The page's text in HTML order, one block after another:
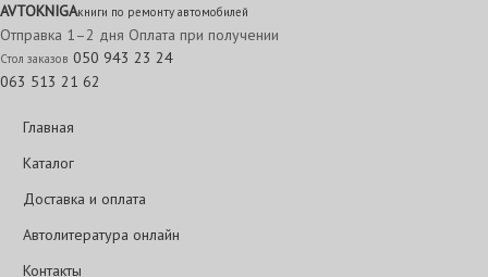
AVTOKNIGAкниги по ремонту автомобилей
Отправка 1–2 дня Оплата при получении
Стол заказов 050 943 23 24
063 513 21 62
Главная
Каталог
Доставка и оплата
Автолитература онлайн
Контакты